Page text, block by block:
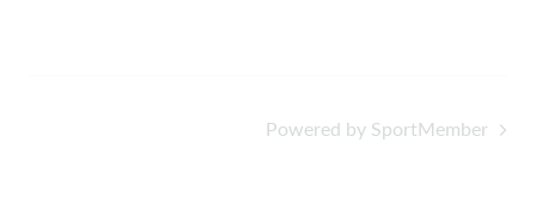
Powered by SportMember